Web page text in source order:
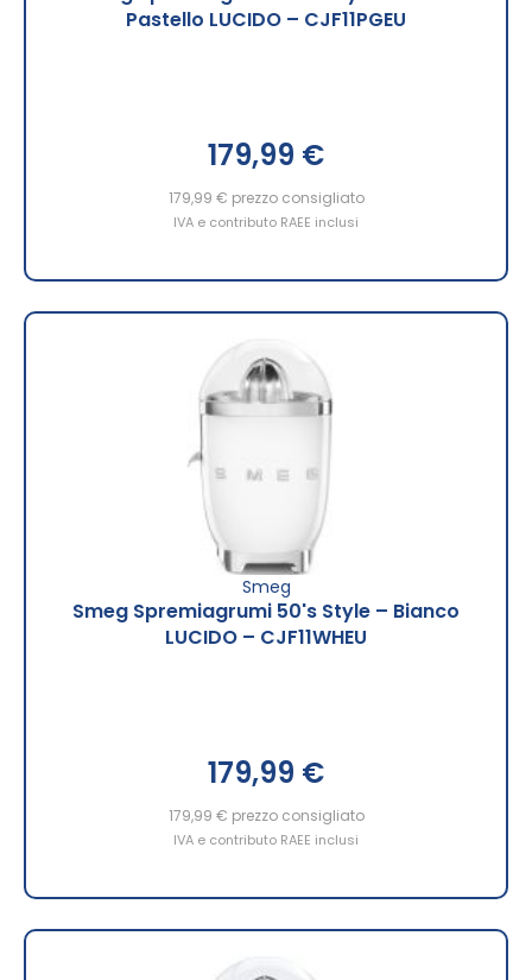
Pastello LUCIDO – CJF11PGEU
179,99 €
179,99 € prezzo consigliato
IVA e contributo RAEE inclusi
Smeg
Smeg Spremiagrumi 50's Style – Bianco
LUCIDO – CJF11WHEU
179,99 €
179,99 € prezzo consigliato
IVA e contributo RAEE inclusi